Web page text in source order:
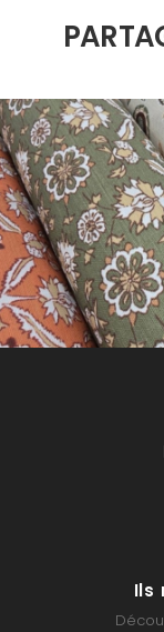
Ils